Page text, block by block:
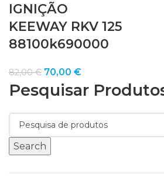
Pesquisar
Search
IGNIÇÃO
KEEWAY RKV 125
88100k690000
82,00€ O
preço
original
era:
82,00 €.
70,00 €O
preço
é:
70,00 €.